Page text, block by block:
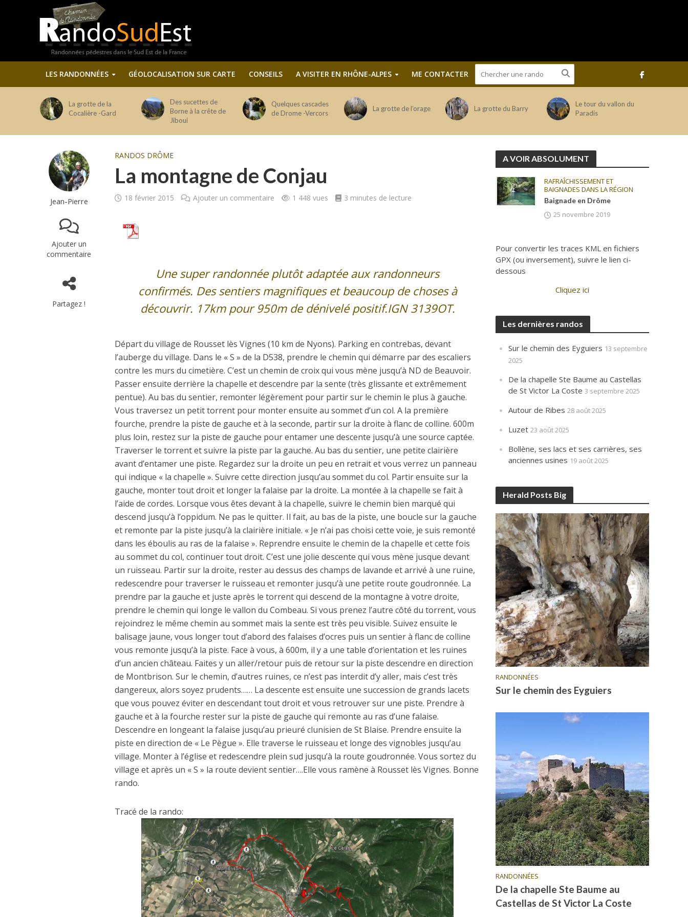
LES RANDONNÉES GÉOLOCALISATION SUR CARTE CONSEILS A VISITER EN RHÔNE-ALPES ME CONTACTER
La grotte de la
Cocalière -Gard
Des sucettes de
Borne à la crête de
Jiboui
Quelques cascades
de Drome -Vercors
La grotte de l’orage La grotte du Barry
Le tour du vallon du
Paradis
Jean-Pierre
Ajouter un
commentaire
Partagez !
RANDOS DRÔME
La montagne de Conjau
18 février 2015 Ajouter un commentaire 1 448 vues 3 minutes de lecture
Une super randonnée plutôt adaptée aux randonneurs
confirmés. Des sentiers magnifiques et beaucoup de choses à
découvrir. 17km pour 950m de dénivelé positif.IGN 3139OT.
Départ du village de Rousset lès Vignes (10 km de Nyons). Parking en contrebas, devant
l’auberge du village. Dans le « S » de la D538, prendre le chemin qui démarre par des escaliers
contre les murs du cimetière. C’est un chemin de croix qui vous mène jusqu’à ND de Beauvoir.
Passer ensuite derrière la chapelle et descendre par la sente (très glissante et extrêmement
pentue). Au bas du sentier, remonter légèrement pour partir sur le chemin le plus à gauche.
Vous traversez un petit torrent pour monter ensuite au sommet d’un col. A la première
fourche, prendre la piste de gauche et à la seconde, partir sur la droite à flanc de colline. 600m
plus loin, restez sur la piste de gauche pour entamer une descente jusqu’à une source captée.
Traverser le torrent et suivre la piste par la gauche. Au bas du sentier, une petite clairière
avant d’entamer une piste. Regardez sur la droite un peu en retrait et vous verrez un panneau
qui indique « la chapelle ». Suivre cette direction jusqu’au sommet du col. Partir ensuite sur la
gauche, monter tout droit et longer la falaise par la droite. La montée à la chapelle se fait à
l’aide de cordes. Lorsque vous êtes devant à la chapelle, suivre le chemin bien marqué qui
descend jusqu’à l’oppidum. Ne pas le quitter. Il fait, au bas de la piste, une boucle sur la gauche
et remonte par la piste jusqu’à la clairière initiale. « Je n’ai pas choisi cette voie, je suis remonté
dans les éboulis au ras de la falaise ». Reprendre ensuite le chemin de la chapelle et cette fois
au sommet du col, continuer tout droit. C’est une jolie descente qui vous mène jusque devant
un ruisseau. Partir sur la droite, rester au dessus des champs de lavande et arrivé à une ruine,
redescendre pour traverser le ruisseau et remonter jusqu’à une petite route goudronnée. La
prendre par la gauche et juste après le torrent qui descend de la montagne à votre droite,
prendre le chemin qui longe le vallon du Combeau. Si vous prenez l’autre côté du torrent, vous
rejoindrez le même chemin au sommet mais la sente est très peu visible. Suivez ensuite le
balisage jaune, vous longer tout d’abord des falaises d’ocres puis un sentier à flanc de colline
vous remonte jusqu’à la piste. Face à vous, à 600m, il y a une table d’orientation et les ruines
d’un ancien château. Faites y un aller/retour puis de retour sur la piste descendre en direction
de Montbrison. Sur le chemin, d’autres ruines, ce n’est pas interdit d’y aller, mais c’est très
dangereux, alors soyez prudents…… La descente est ensuite une succession de grands lacets
que vous pouvez éviter en descendant tout droit et vous retrouver sur une piste. Prendre à
gauche et à la fourche rester sur la piste de gauche qui remonte au ras d’une falaise.
Descendre en longeant la falaise jusqu’au prieuré clunisien de St Blaise. Prendre ensuite la
piste en direction de « Le Pègue ». Elle traverse le ruisseau et longe des vignobles jusqu’au
village. Monter à l’église et redescendre plein sud jusqu’à la route goudronnée. Vous sortez du
village et après un « S » la route devient sentier….Elle vous ramène à Rousset lès Vignes. Bonne
rando.
Tracé de la rando:
A VOIR ABSOLUMENT
RAFRAÎCHISSEMENT ET
BAIGNADES DANS LA RÉGION
Baignade en Drôme
25 novembre 2019
Pour convertir les traces KML en fichiers
GPX (ou inversement), suivre le lien ci-
dessous
Cliquez ici
Les dernières randos
Sur le chemin des Eyguiers 13 septembre
2025
De la chapelle Ste Baume au Castellas
de St Victor La Coste 3 septembre 2025
Autour de Ribes 28 août 2025
Luzet 23 août 2025
Bollène, ses lacs et ses carrières, ses
anciennes usines 19 août 2025
Herald Posts Big
RANDONNÉES
Sur le chemin des Eyguiers
RANDONNÉES
De la chapelle Ste Baume au
Castellas de St Victor La Coste